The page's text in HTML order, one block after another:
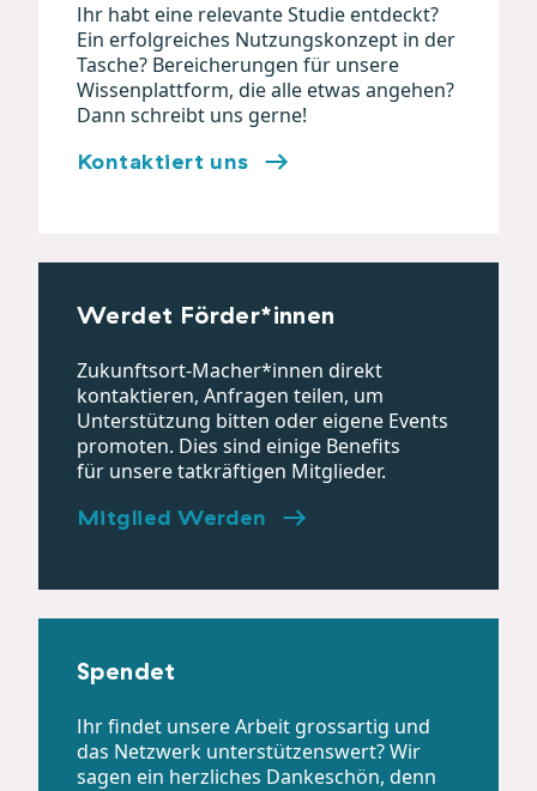
Ihr habt eine relevante Studie entdeckt?
Ein erfolgreiches Nutzungskonzept in der
Tasche? Bereicherungen für unsere
Wissenplattform, die alle etwas angehen?
Dann schreibt uns gerne!
Kontaktiert uns
Werdet Förder*innen
Zukunftsort-Macher*innen direkt
kontaktieren, Anfragen teilen, um
Unterstützung bitten oder eigene Events
promoten. Dies sind einige Benefits
für unsere tatkräftigen Mitglieder.
Mitglied Werden
Spendet
Ihr findet unsere Arbeit grossartig und
das Netzwerk unterstützenswert? Wir
sagen ein herzliches Dankeschön, denn